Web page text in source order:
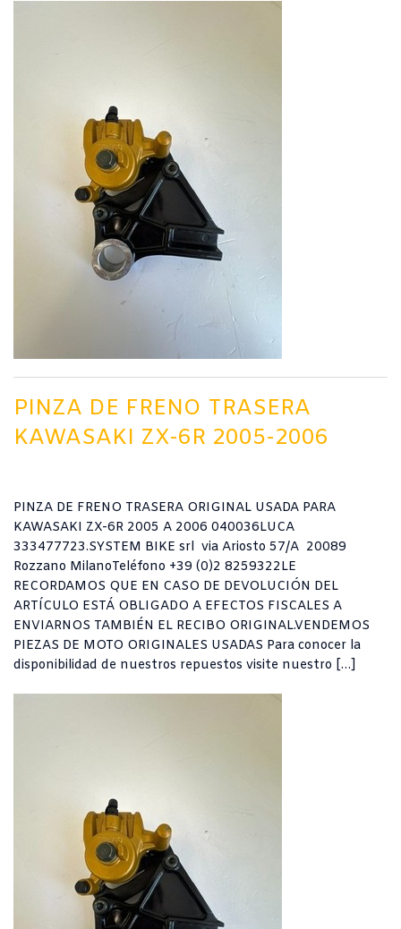
PINZA DE FRENO TRASERA
KAWASAKI ZX-6R 2005-2006
PINZA DE FRENO TRASERA ORIGINAL USADA PARA
KAWASAKI ZX-6R 2005 A 2006 040036LUCA
333477723.SYSTEM BIKE srl via Ariosto 57/A 20089
Rozzano MilanoTeléfono +39 (0)2 8259322LE
RECORDAMOS QUE EN CASO DE DEVOLUCIÓN DEL
ARTÍCULO ESTÁ OBLIGADO A EFECTOS FISCALES A
ENVIARNOS TAMBIÉN EL RECIBO ORIGINAL.VENDEMOS
PIEZAS DE MOTO ORIGINALES USADAS Para conocer la
disponibilidad de nuestros repuestos visite nuestro […]